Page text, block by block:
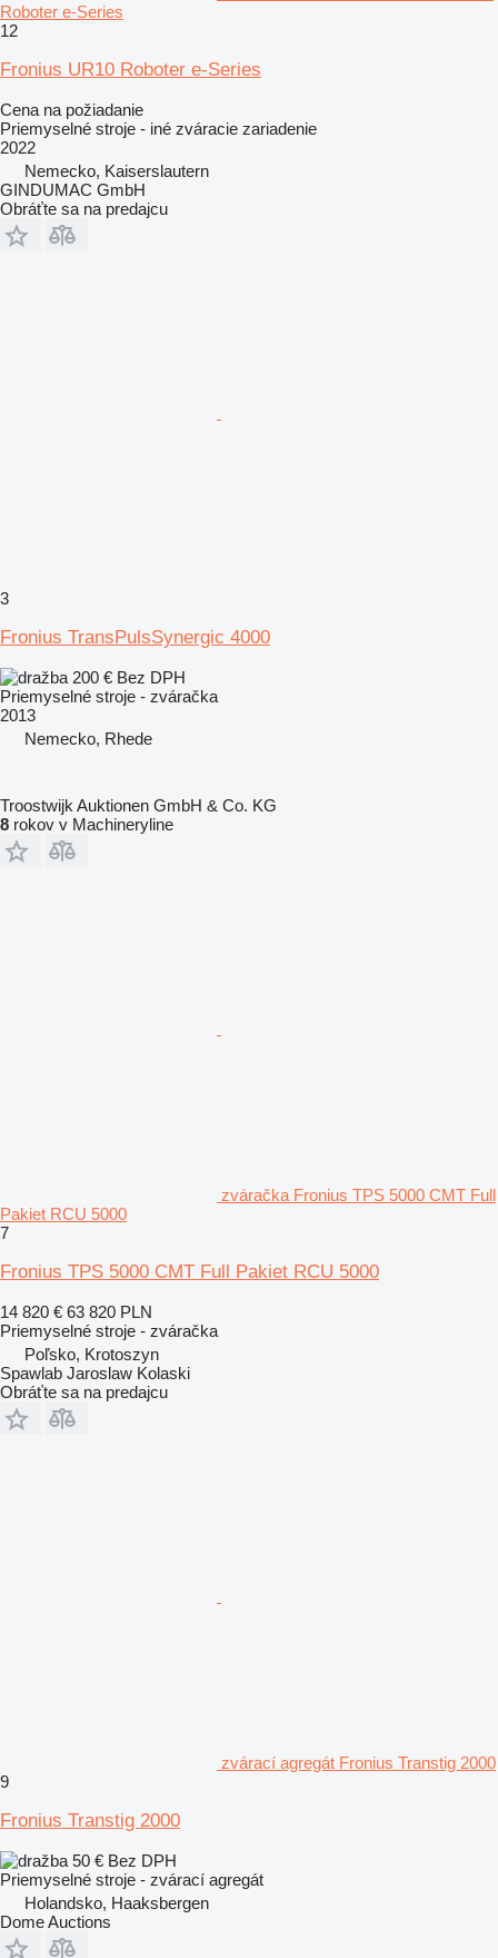
Roboter e-Series
12
Fronius UR10 Roboter e-Series
Cena na požiadanie
Priemyselné stroje - iné zváracie zariadenie
2022
Nemecko, Kaiserslautern
GINDUMAC GmbH
Obráťte sa na predajcu
3
Fronius TransPulsSynergic 4000
200 € Bez DPH
Priemyselné stroje - zváračka
2013
Nemecko, Rhede
Troostwijk Auktionen GmbH & Co. KG
8 rokov v Machineryline
zváračka Fronius TPS 5000 CMT Full
Pakiet RCU 5000
7
Fronius TPS 5000 CMT Full Pakiet RCU 5000
14 820 € 63 820 PLN
Priemyselné stroje - zváračka
Poľsko, Krotoszyn
Spawlab Jaroslaw Kolaski
Obráťte sa na predajcu
zvárací agregát Fronius Transtig 2000
9
Fronius Transtig 2000
50 € Bez DPH
Priemyselné stroje - zvárací agregát
Holandsko, Haaksbergen
Dome Auctions